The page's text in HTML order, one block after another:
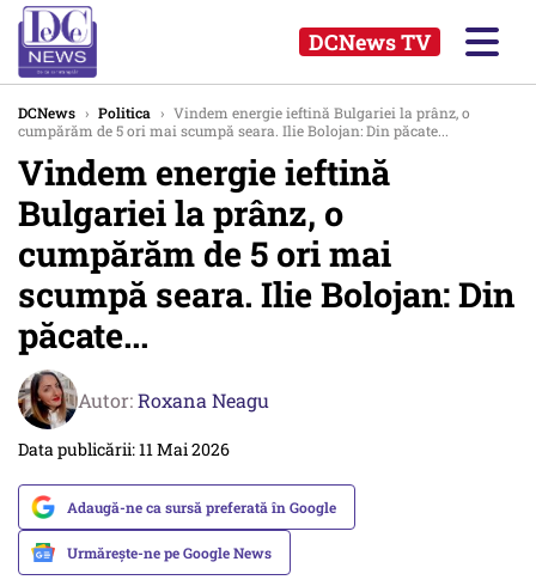
DCNews TV
DCNews › Politica › Vindem energie ieftină Bulgariei la prânz, o
cumpărăm de 5 ori mai scumpă seara. Ilie Bolojan: Din păcate...
Vindem energie ieftină
Bulgariei la prânz, o
cumpărăm de 5 ori mai
scumpă seara. Ilie Bolojan: Din
păcate...
Autor:Roxana Neagu
Data publicării: 11 Mai 2026
Adaugă-ne ca sursă preferată în Google
Urmărește-ne pe Google News